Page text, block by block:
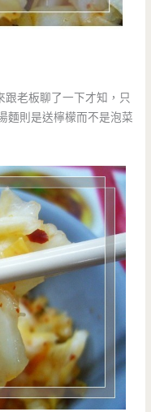
老板聊了一下才知，只
麵則是送檸檬而不是泡菜